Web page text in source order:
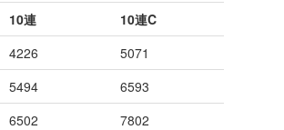
10連
10連C
4226
5071
5494
6593
6502
7802